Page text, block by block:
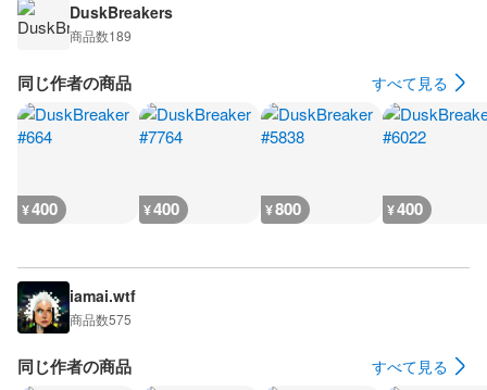
DuskBreakers
商品数189
同じ作者の商品 すべて見る
¥400 ¥400 ¥800 ¥400
iamai.wtf
商品数575
同じ作者の商品 すべて見る